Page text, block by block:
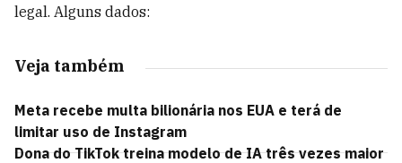
legal. Alguns dados:
Veja também
Meta recebe multa bilionária nos EUA e terá de
limitar uso de Instagram
Dona do TikTok treina modelo de IA três vezes maior